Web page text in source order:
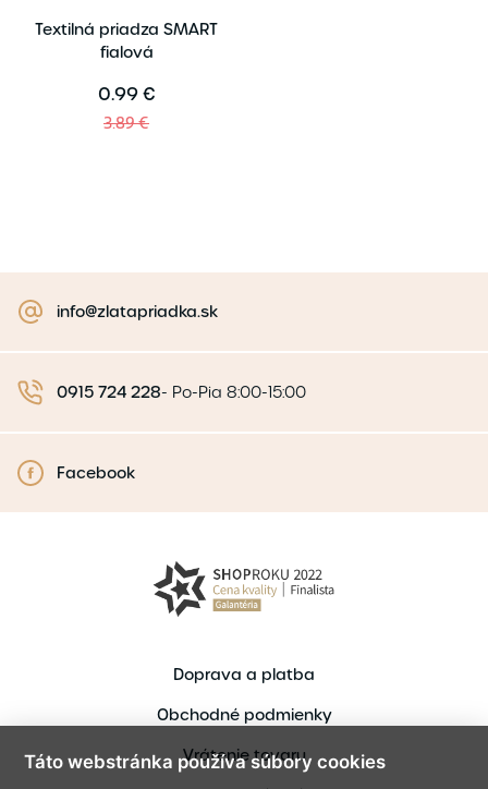
Textilná priadza SMART
fialová
0.99 €
3.89 €
info@zlatapriadka.sk
0915 724 228- Po-Pia 8:00-15:00
Facebook
Doprava a platba
Obchodné podmienky
Vrátenie tovaru
Táto webstránka používa súbory cookies